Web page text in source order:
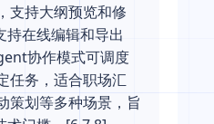
支持大纲预览和修
持在线编辑和导出
协作模式可调度
任务，适合职场汇
策划等多种场景，旨